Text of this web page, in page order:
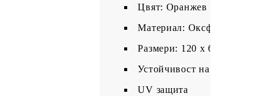
Цвят: Оранжев и кафяв
Материал: Оксфорд плат с
Размери: 120 х 600 см (Д х
Устойчивост на вода
UV защита